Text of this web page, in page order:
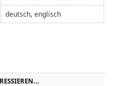
deutsch, englisch